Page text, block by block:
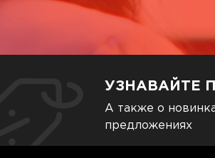
УЗНАВАЙТЕ
А также о
предложениях